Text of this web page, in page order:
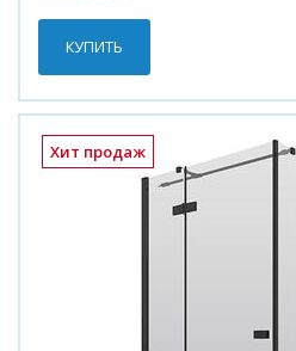
КУПИТЬ
Хит продаж